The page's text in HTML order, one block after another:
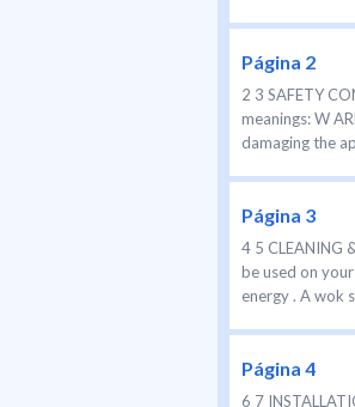
Página 2
2 3 SAFETY
meanings: W
damaging the
Página 3
4 5 CLEANING
be used on
energy . A wok
Página 4
6 7